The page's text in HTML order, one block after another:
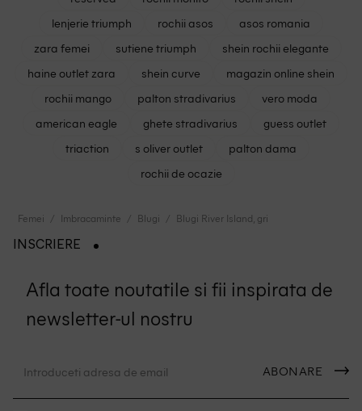
lenjerie triumph
rochii asos
asos romania
zara femei
sutiene triumph
shein rochii elegante
haine outlet zara
shein curve
magazin online shein
rochii mango
palton stradivarius
vero moda
american eagle
ghete stradivarius
guess outlet
triaction
s oliver outlet
palton dama
rochii de ocazie
Femei Imbracaminte Blugi Blugi River Island, gri
INSCRIERE
Afla toate noutatile si fii inspirata de
newsletter-ul nostru
ABONARE